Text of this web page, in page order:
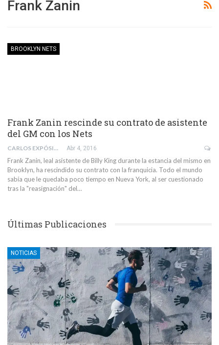
Frank Zanin
BROOKLYN NETS
Frank Zanin rescinde su contrato de asistente
del GM con los Nets
CARLOS EXPÓSITO BARRIL Abr 4, 2016
Frank Zanin, leal asistente de Billy King durante la estancia del mismo en
Brooklyn, ha rescindido su contrato con la franquicia. Todo el mundo
sabía que le quedaba poco tiempo en Nueva York, al ser cuestionado
tras la "reasignación" del…
Últimas Publicaciones
NOTICIAS